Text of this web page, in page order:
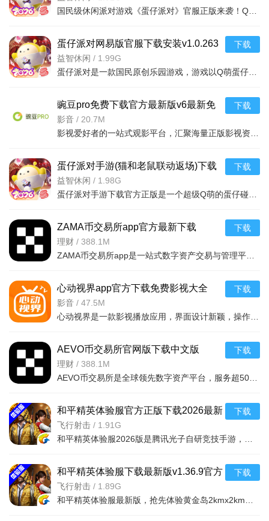
蛋仔派对网易版官服下载安装v1.0.263
安卓最新版
益智休闲 / 1.99G
下载
豌豆pro免费下载官方最新版v6最新免
费版
影音 / 20.7M
下载
蛋仔派对手游(猫和老鼠联动返场)下载
官方正版v1.0.263官方版
益智休闲 / 1.98G
下载
ZAMA币交易所app官方最新下载
v6.165.0官方版
理财 / 388.1M
下载
心动视界app官方下载免费影视大全
v2.4官方版
影音 / 47.5M
下载
AEVO币交易所官网版下载中文版
v6.165.0官方版
理财 / 388.1M
下载
和平精英体验服官方正版下载2026最新
版本v1.36.9安卓版
飞行射击 / 1.91G
下载
和平精英体验服下载最新版v1.36.9官方
版
飞行射击 / 1.89G
下载